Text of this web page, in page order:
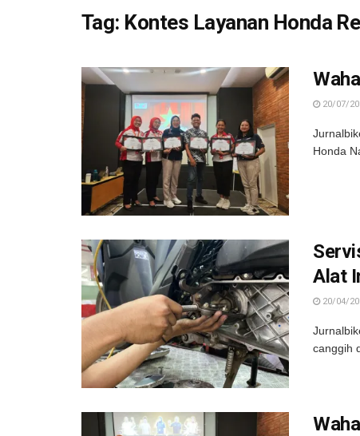
Tag: Kontes Layanan Honda
20/07/
Honda
Alat
20/04/
canggih